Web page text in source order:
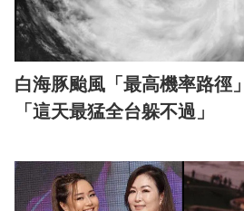
白海豚颱風「最高機率路徑
「這天最猛全台躲不過」